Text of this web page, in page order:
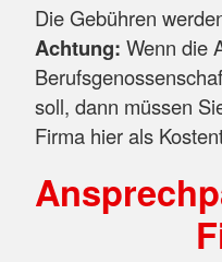
Die Gebühren
Achtung: Wenn die
soll, dann müssen
Firma hier als